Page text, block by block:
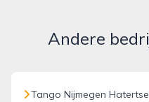
Andere
Tango Nijmegen